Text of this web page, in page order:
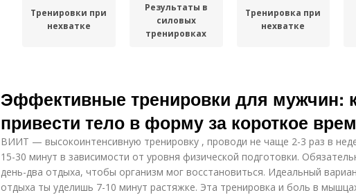
Тренировки при
нехватке
Результаты в
силовых
тренировках
Тренировка при
нехватке
тренировок
точки
тренировках
День при
тренировках
Перекус перед
тренировкой
Результаты в
тренировках
Эффективные тренировки для мужчин:
привести тело в форму за короткое
ВИИТ — высокоинтенсивную тренировку , проводи не чаще 2-3 раз в
15-30 минут в зависимости от уровня физической подготовки.
день-два отдыха, чтобы организм мог восстановиться. Идеальный
отдыха ты уделишь 7-10 минут растяжке. Эта тренировка и боль в